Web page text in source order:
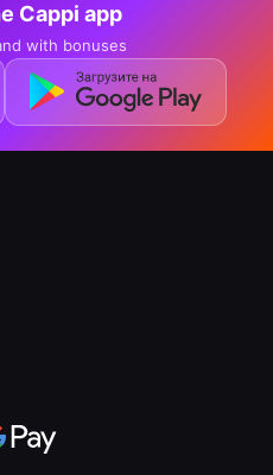
Cappi app
with bonuses